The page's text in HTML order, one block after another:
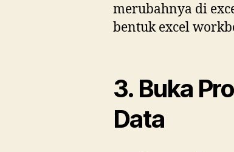
merubahnya di
bentuk excel
3. Buka
Data